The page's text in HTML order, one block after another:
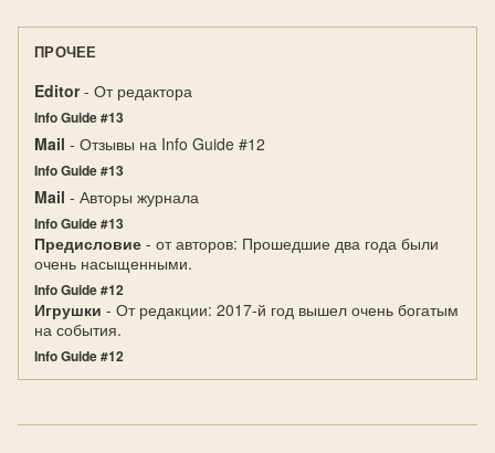
ПРОЧЕЕ
Editor- От редактора
Info Guide #13
Mail - Отзывы на Info Guide #12
Info Guide #13
Mail - Авторы журнала
Info Guide #13
Предисловие - от авторов: Прошедшие два года были
очень насыщенными.
Info Guide #12
Игрушки - От редакции: 2017-й год вышел очень богатым
на события.
Info Guide #12